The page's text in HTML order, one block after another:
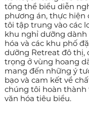
tổng thể biểu diễn
phương án, thực hiện
tôi tập trung vào các
khu nghỉ dưỡng
hóa và các khu phố
dưỡng Retreat đô thị,
trọng ở vùng hoang
mang đến những ý
bạo và cam kết về
chúng tôi hoàn
văn hóa tiêu biểu.